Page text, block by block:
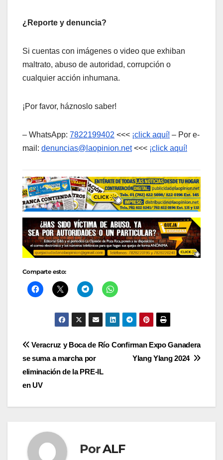
¿Reporte y denuncia?
Si cuentas con imágenes o video que exhiban
maltrato, abuso de autoridad, corrupción o
cualquier acción inhumana.
¡Por favor, háznoslo saber!
– WhatsApp: 7822199402 <<< ¡click aquí! – Por e-
mail: denuncias@laopinion.net<<< ¡click aquí!
Comparte esto:
Navegación
de
entradas
Confirman Expo Ganadera
Ylang Ylang 2024
Veracruz y Boca de Río
se suma a marcha por
eliminación de la PRE-IL
en UV
PorALF